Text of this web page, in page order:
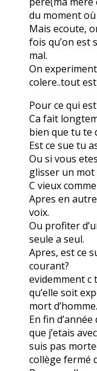
du moment
Mais ecoute,
fois qu’on est
mal.
On
colere..tout
Pour ce qui
Ca fait
bien que tu te
Est ce sue tu
Ou si vous
glisser un mot
C vieux
Apres en
voix.
Ou profiter
seule a seul.
Apres, est ce
courant?
evidemment c
qu’elle soit
mort d’homme.
En fin
que j’etais
suis pas
collège fermé